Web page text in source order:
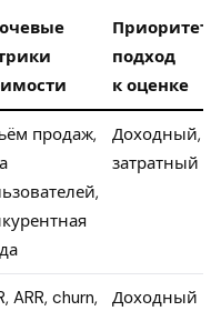
подход
к оценке
продаж,
Доходный,
затратный
ARR, churn,
Доходный